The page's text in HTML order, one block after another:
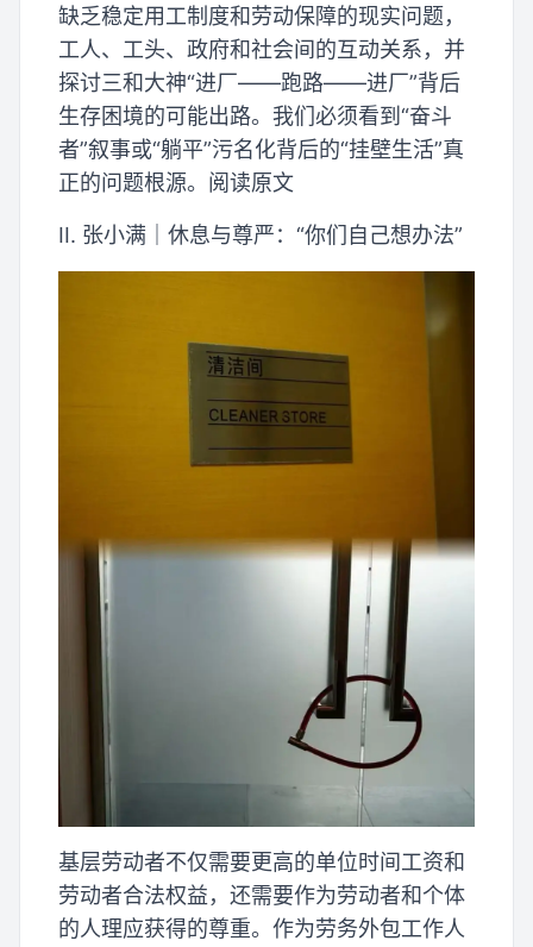
缺乏稳定用工制度和劳动保障的现实问题，
工人、工头、政府和社会间的互动关系，并
探讨三和大神“进厂——跑路——进厂”背后
生存困境的可能出路。我们必须看到“奋斗
者”叙事或“躺平”污名化背后的“挂壁生活”真
正的问题根源。阅读原文
II. 张小满｜休息与尊严：“你们自己想办法”
基层劳动者不仅需要更高的单位时间工资和
劳动者合法权益，还需要作为劳动者和个体
的人理应获得的尊重。作为劳务外包工作人